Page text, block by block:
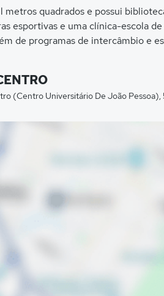
quadrados e possui
esportivas e uma clínica-escola
de programas de intercâmbio e
(Centro Universitário De João